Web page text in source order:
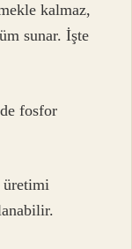
kalmaz,
sunar. İşte
fosfor
üretimi